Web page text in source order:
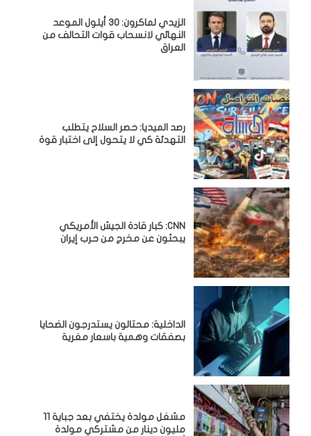
الزيدي لماكرون: 30 أيلول الموعد
النهائي لانسحاب قوات التحالف من
العراق
رصد الميديا: حصر السلاح يتطلب
التهدئة كي لا يتحول إلى اختبار قوة
CNN: كبار قادة الجيش الأمريكي
يبحثون عن مخرج من حرب إيران
الداخلية: محتالون يستدرجون الضحايا
بصفقات وهمية باسعار مغرية
مشغل مولدة يختفي بعد جباية 11
مليون دينار من مشتركي مولدة